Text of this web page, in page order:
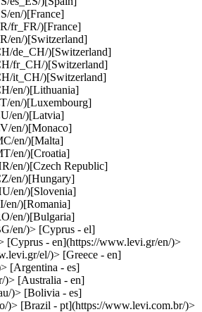
en/)[France]
fr_FR/)[France]
en/)[Switzerland]
de_CH/)[Switzerland]
fr_CH/)[Switzerland]
it_CH/)[Switzerland]
en/)[Lithuania]
en/)[Luxembourg]
en/)[Latvia]
en/)[Monaco]
en/)[Malta]
en/)[Croatia]
en/)[Czech Republic]
en/)[Hungary]
en/)[Slovenia]
en/)[Romania]
en/)[Bulgaria]
en/)> [Cyprus - el]
[Cyprus - en](https://www.levi.gr/en/)>
el/)> [Greece - en]
[Argentina - es]
)> [Australia - en]
)> [Bolivia - es]
)> [Brazil - pt](https://www.levi.com.br/)>